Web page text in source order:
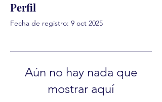
Perfil
Fecha de registro: 9 oct 2025
Aún no hay nada que
mostrar aquí